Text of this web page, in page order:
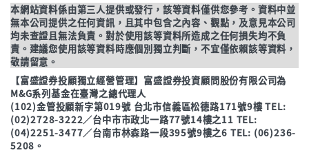
本網站資料係由第三人提供或發行，該等資料僅供您參考。資料中並
無本公司提供之任何資訊，且其中包含之內容、觀點，及意見本公司
均未查證且無法負責。對於使用該等資料所造成之任何損失均不負
責。建議您使用該等資料時應個別獨立判斷，不宜僅依賴該等資料，
敬請留意。
【富盛證券投顧獨立經營管理】富盛證券投資顧問股份有限公司為
M&G系列基金在臺灣之總代理人
(102)金管投顧新字第019號 台北市信義區松德路171號9樓 TEL:
(02)2728-3222／台中市市政北一路77號14樓之11 TEL:
(04)2251-3477／台南市林森路一段395號9樓之6 TEL: (06)236-
5208。